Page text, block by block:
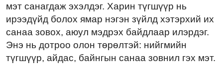
мэт санагдаж эхэлдэг. Харин түгшүүр нь
ирээдүйд болох ямар нэгэн зүйлд хэтэрхий их
санаа зовох, аюул мэдрэх байдлаар илэрдэг.
Энэ нь дотроо олон төрөлтэй: нийгмийн
түгшүүр, айдас, байнгын санаа зовнил гэх мэт.